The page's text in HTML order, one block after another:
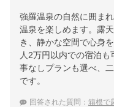
強羅温泉の自然に囲ま
温泉を楽しめます。露
き、静かな空間で心身
人2万円以内での宿泊
事なしプランも選べ、
です。
回答された質問： 箱根で露